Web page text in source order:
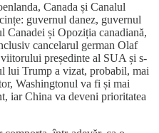
Canada și Canalul
guvernul danez, guvernul
și Opoziția canadiană,
cancelarul german Olaf
președinte al SUA și s-
lui Trump a vizat, probabil, mai
Washingtonul va fi și mai
iar China va deveni prioritatea